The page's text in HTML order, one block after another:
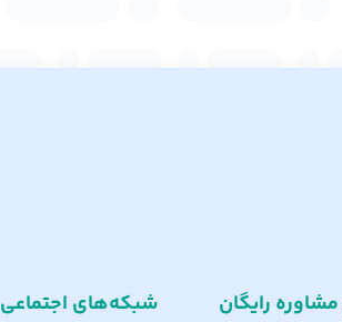
شبکه‌های اجت​ماعی رایگان